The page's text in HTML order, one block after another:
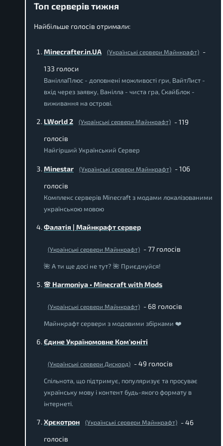
Топ серверів тижня
Найбільше голосів отримали:
Minecrafter.in.UA (Українські сервери Майнкрафт) -
133 голоси
ВаніллаПлюс - доповнені можливості гри, ВайтЛист -
вхід через заявку, Ванілла - чиста гра, СкайБлок -
виживання на острові.
LWorld 2 (Українські сервери Майнкрафт) - 119
голосів
Найгірший Український Сервер
Minestar (Українські сервери Майнкрафт) - 106
голосів
Комплекс серверів Minecraft з модами локалізованими
українською мовою
Фалатія | Майнкрафт сервер
(Українські сервери Майнкрафт) - 77 голосів
🌺 А ти ще досі не тут? 🌺 Приєднуйся!
🌸 Harmoniya • Minecraft with Mods
(Українські сервери Майнкрафт) - 68 голосів
Майнкрафт сервери з модовими збірками ❤️
Єдине Україномовне Ком'юніті
(Українські сервери Дискорд) - 49 голосів
Спільнота, що підтримує, популяризує та просуває
українську мову і контент будь-якого формату в
інтернеті.
Хрєкотрон (Українські сервери Майнкрафт) - 46
голосів